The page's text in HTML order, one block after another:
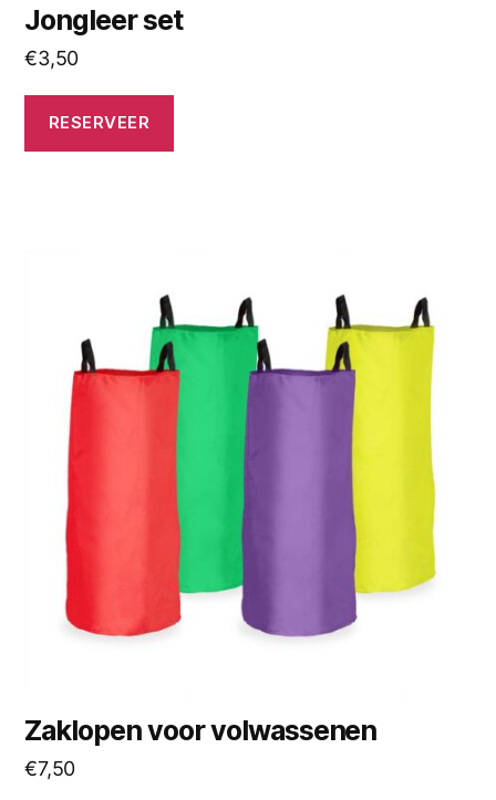
Jongleer set
€3,50
RESERVEER
Zaklopen voor volwassenen
€7,50